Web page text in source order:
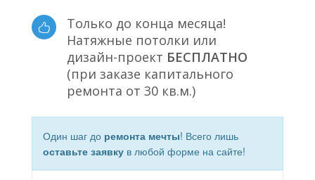
Только до конца месяца!
Натяжные потолки или
дизайн-проект БЕСПЛАТНО
(при заказе капитального
ремонта от 30 кв.м.)
Один шаг до ремонта мечты! Всего лишь
оставьте заявку в любой форме на сайте!